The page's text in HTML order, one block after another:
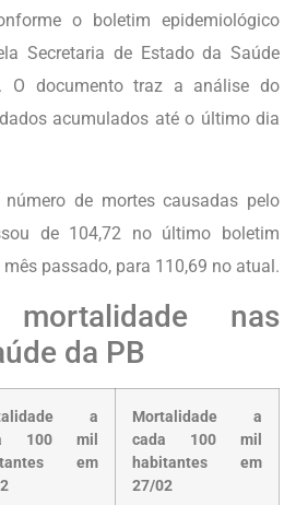
o boletim epidemiológico
Secretaria de Estado da Saúde
O documento traz a análise do
acumulados até o último dia
de mortes causadas pelo
de 104,72 no último boletim
passado, para 110,69 no atual.
nas
da PB
a
100 mil
em
Mortalidade a
cada 100 mil
habitantes em
27/02